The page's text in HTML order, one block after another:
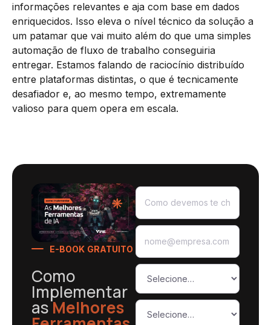
informações relevantes e aja com base em dados
enriquecidos. Isso eleva o nível técnico da solução a
um patamar que vai muito além do que uma simples
automação de fluxo de trabalho conseguiria
entregar. Estamos falando de raciocínio distribuído
entre plataformas distintas, o que é tecnicamente
desafiador e, ao mesmo tempo, extremamente
valioso para quem opera em escala.
E-BOOK GRATUITO
Como
Implementar
asMelhores